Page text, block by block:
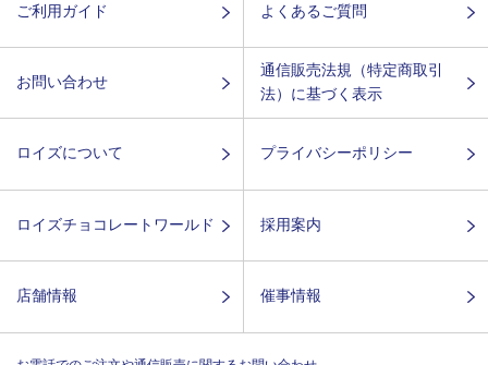
ご利用ガイド よくあるご質問
お問い合わせ
通信販売法規（特定商取引
法）に基づく表示
ロイズについて プライバシーポリシー
ロイズチョコレートワールド 採用案内
店舗情報 催事情報